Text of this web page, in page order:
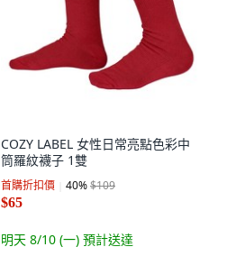
COZY LABEL 女性日常亮點色彩中
筒羅紋襪子 1雙
首購折扣價 40%$109
$65
明天 8/10 (一) 預計送達